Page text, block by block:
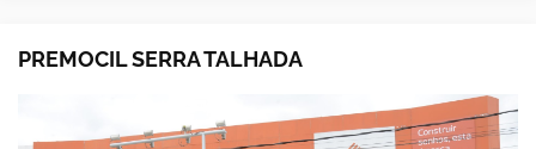
PREMOCIL SERRA TALHADA